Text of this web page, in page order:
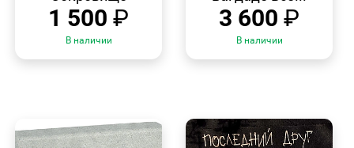
1 500 ₽
В наличии
3 600 ₽
В наличии